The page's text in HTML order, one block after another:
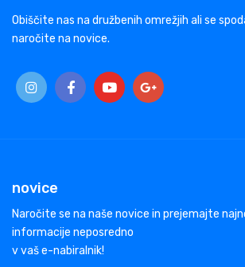
Obiščite nas na družbenih omrežjih ali se
naročite na novice.
novice
Naročite se na naše novice in prejemajte
informacije neposredno
v vaš e-nabiralnik!